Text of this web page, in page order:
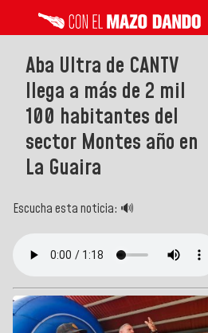
Aba Ultra de CANTV
llega a más de 2 mil
100 habitantes del
sector Montes año en
La Guaira
Escucha esta noticia: 🔊